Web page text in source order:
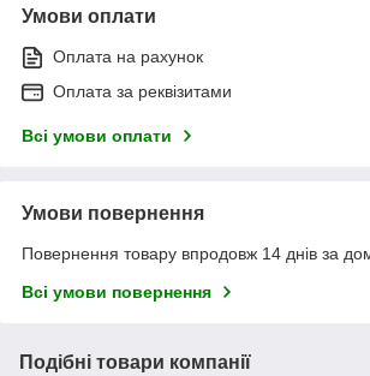
Умови оплати
Оплата на рахунок
Оплата за реквізитами
Всі умови оплати
Умови повернення
Повернення товару впродовж 14 днів за
Всі умови повернення
Подібні товари компанії